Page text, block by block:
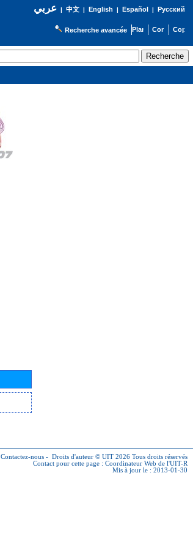
عربي| 中文| English | Español | Русский
Recherche avancée
Contactez-nous - Droits d'auteur © UIT 2026 Tous droits réservés
Contact pour cette page : Coordinateur Web de l'UIT-R
Mis à jour le : 2013-01-30